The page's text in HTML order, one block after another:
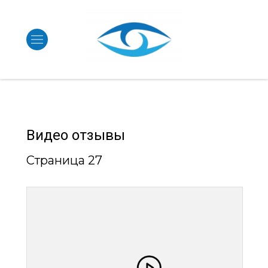
Видео отзывы
Страница 27